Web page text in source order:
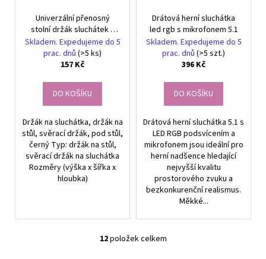
Univerzální přenosný
stolní držák sluchátek s
upínacím mechanismem,
černý
Skladem. Expedujeme do 5
prac. dnů (>5 ks)
157 Kč
DO KOŠÍKU
Držák na sluchátka, držák na
stůl, svěrací držák, pod stůl,
černý Typ: držák na stůl,
svěrací držák na sluchátka
Rozměry (výška x šířka x
hloubka)
Drátová herní sluchátka
led rgb s mikrofonem 5.1
Skladem. Expedujeme do 5
prac. dnů (>5 szt.)
396 Kč
DO KOŠÍKU
Drátová herní sluchátka 5.1 s
LED RGB podsvícením a
mikrofonem jsou ideální pro
herní nadšence hledající
nejvyšší kvalitu
prostorového zvuku a
bezkonkurenční realismus.
Měkké...
O
12položek celkem